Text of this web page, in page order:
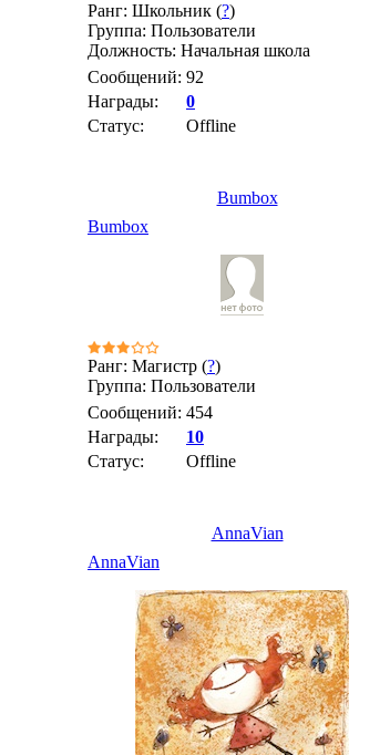
Ранг: Школьник (?)
Группа: Пользователи
Должность: Начальная школа
Сообщений: 92
Награды:
0
Статус:
Offline
Bumbox
Bumbox
Ранг: Магистр (?)
Группа: Пользователи
Сообщений: 454
Награды:
10
Статус:
Offline
AnnaVian
AnnaVian